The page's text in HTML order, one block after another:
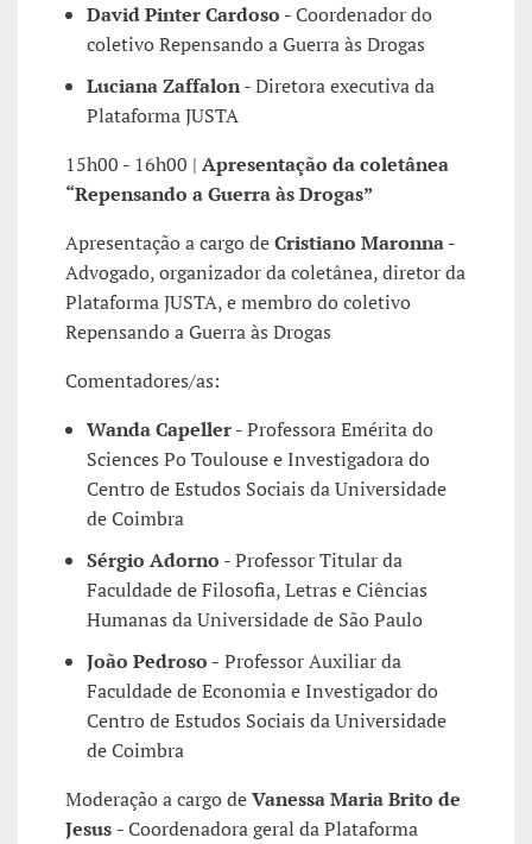
David Pinter Cardoso - Coordenador do
coletivo Repensando a Guerra às Drogas
Luciana Zaffalon- Diretora executiva da
Plataforma JUSTA
15h00 - 16h00 | Apresentação da coletânea
“Repensando a Guerra às Drogas”
Apresentação a cargo deCristiano Maronna-
Advogado, organizador da coletânea, diretor da
Plataforma JUSTA, e membro do coletivo
Repensando a Guerra às Drogas
Comentadores/as:
Wanda Capeller- Professora Emérita do
Sciences Po Toulouse e Investigadora do
Centro de Estudos Sociais da Universidade
de Coimbra
Sérgio Adorno - Professor Titular da
Faculdade de Filosofia, Letras e Ciências
Humanas da Universidade de São Paulo
João Pedroso - Professor Auxiliar da
Faculdade de Economia e Investigador do
Centro de Estudos Sociais da Universidade
de Coimbra
Moderação a cargo deVanessa Maria Brito de
Jesus - Coordenadora geral da Plataforma